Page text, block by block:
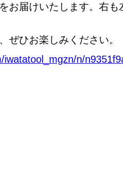
お届けいたします。右
ぜひお楽しみください。
iwatatool_mgzn/n/